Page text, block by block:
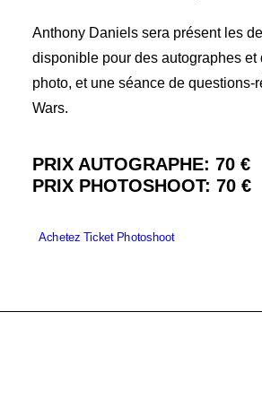
Anthony Daniels sera présent les
disponible pour des autographes et
photo, et une séance de questions-
Wars.
PRIX AUTOGRAPHE: 70 €
PRIX PHOTOSHOOT: 70 €
Achetez Ticket Photoshoot